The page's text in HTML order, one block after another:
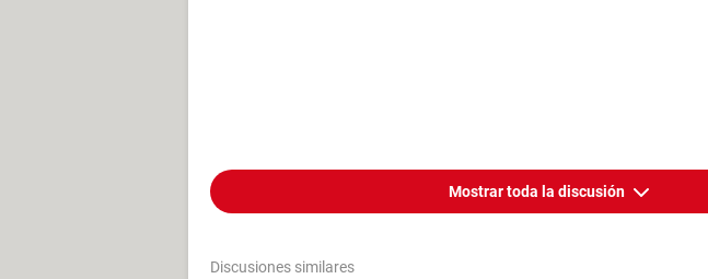
Mostrar toda la discusión
Discusiones similares